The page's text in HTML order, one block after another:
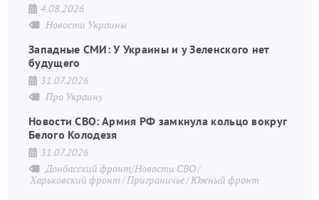
4.08.2026
Новости Украины
Западные СМИ: У Украины и у Зеленского нет
будущего
31.07.2026
Про Украину
Новости СВО: Армия РФ замкнула кольцо вокруг
Белого Колодезя
31.07.2026
Донбасский фронт/Новости СВО
Харьковский фронт Приграничье Южный фронт